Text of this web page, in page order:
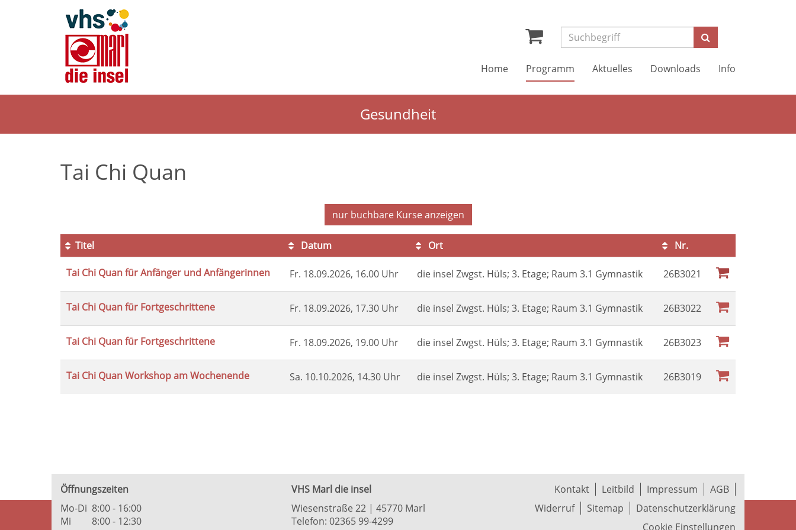
Suchen
Home Programm Aktuelles Downloads Info
Gesundheit
Tai Chi Quan
nur buchbareKurse anzeigen
Tabellenüberschriften
können
sortiert
werden.
Titel Datum Ort
Nr.
Kursstatus
Tai Chi Quan für Anfänger und Anfängerinnen
Fr. 18.09.2026, 16.00 Uhr die insel Zwgst. Hüls; 3. Etage; Raum 3.1 Gymnastik 26B3021
Tai Chi Quan für Fortgeschrittene Fr. 18.09.2026, 17.30 Uhr die insel Zwgst. Hüls; 3. Etage; Raum 3.1 Gymnastik 26B3022
Tai Chi Quan für Fortgeschrittene Fr. 18.09.2026, 19.00 Uhr die insel Zwgst. Hüls; 3. Etage; Raum 3.1 Gymnastik 26B3023
Tai Chi Quan Workshop am Wochenende Sa. 10.10.2026, 14.30 Uhr die insel Zwgst. Hüls; 3. Etage; Raum 3.1 Gymnastik 26B3019
Öffnungszeiten
Mo-Di 8:00 - 16:00
Mi
8:00 - 12:30
VHS Marl die insel
Wiesenstraße 22 | 45770 Marl
Telefon: 02365 99-4299
Kontakt Leitbild Impressum
AGB
Widerruf
Sitemap
Datenschutzerklärung
Cookie Einstellungen